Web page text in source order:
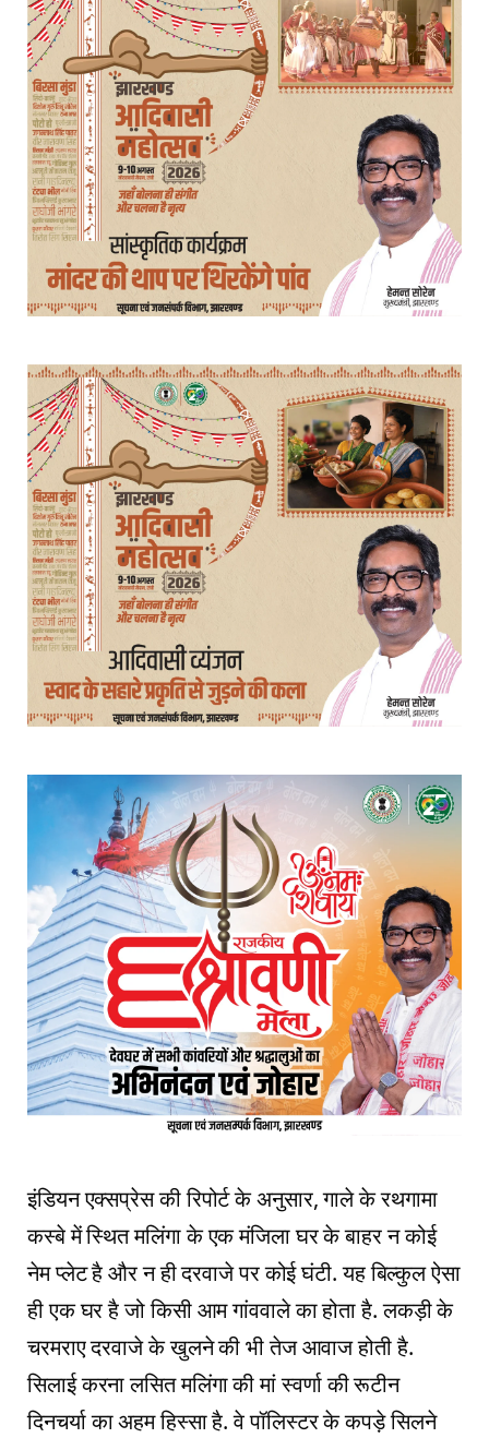
इंडियन एक्सप्रेस की रिपोर्ट के अनुसार, गाले के रथगामा
कस्बे में स्थित मलिंगा के एक मंजिला घर के बाहर न कोई
नेम प्लेट है और न ही दरवाजे पर कोई घंटी. यह बिल्कुल ऐसा
ही एक घर है जो किसी आम गांववाले का होता है. लकड़ी के
चरमराए दरवाजे के खुलने की भी तेज आवाज होती है.
सिलाई करना लसित मलिंगा की मां स्वर्णा की रूटीन
दिनचर्या का अहम हिस्सा है. वे पॉलिस्टर के कपड़े सिलने